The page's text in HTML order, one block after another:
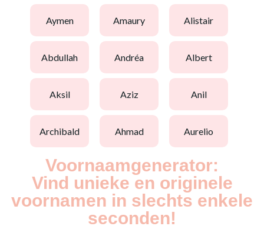
aymen amaury alistair
abdullah andréa albert
aksil aziz anil
archibald ahmad aurelio
Voornaamgenerator:
Vind unieke en originele
voornamen in slechts enkele
seconden!